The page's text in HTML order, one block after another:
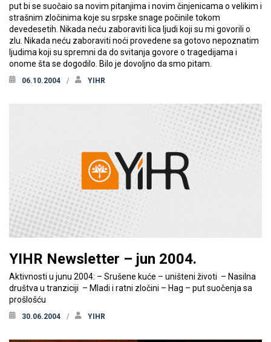
put bi se suočaio sa novim pitanjima i novim činjenicama o velikim i
strašnim zločinima koje su srpske snage počinile tokom
devedesetih. Nikada neću zaboraviti lica ljudi koji su mi govorili o
zlu. Nikada neću zaboraviti noći provedene sa gotovo nepoznatim
ljudima koji su spremni da do svitanja govore o tragedijama i
onome šta se dogodilo. Bilo je dovoljno da smo pitam.
06.10.2004 YIHR
YIHR Newsletter – jun 2004.
Aktivnosti u junu 2004: – Srušene kuće – uništeni životi – Nasilna
društva u tranziciji – Mladi i ratni zločini – Hag – put suočenja sa
prošlošću
30.06.2004 YIHR